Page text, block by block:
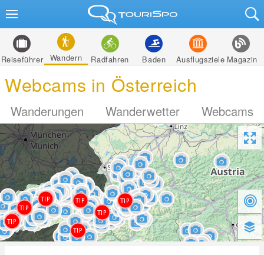
Reiseführer Wandern Radfahren Baden Ausflugsziele Magazin
Webcams in Österreich
Wanderungen Wanderwetter Webcams